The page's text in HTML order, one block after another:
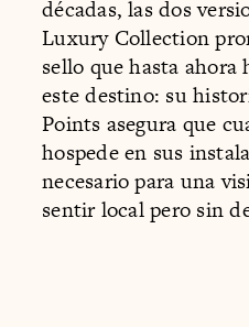
décadas, las dos
Luxury Collection
sello que hasta ahora
este destino: su
Points asegura que
hospede en sus
necesario para una
sentir local pero sin